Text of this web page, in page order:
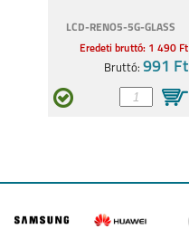
LCD-RENO5-5G-GLASS
Eredeti bruttó: 1 490 Ft
Bruttó: 991 Ft